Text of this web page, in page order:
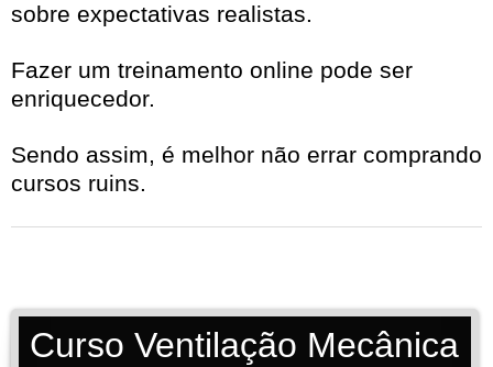
sobre expectativas realistas.
Fazer um treinamento online pode ser
enriquecedor.
Sendo assim, é melhor não errar comprando
cursos ruins.
Curso Ventilação Mecânica